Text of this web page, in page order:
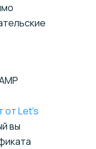
Let’s
вы